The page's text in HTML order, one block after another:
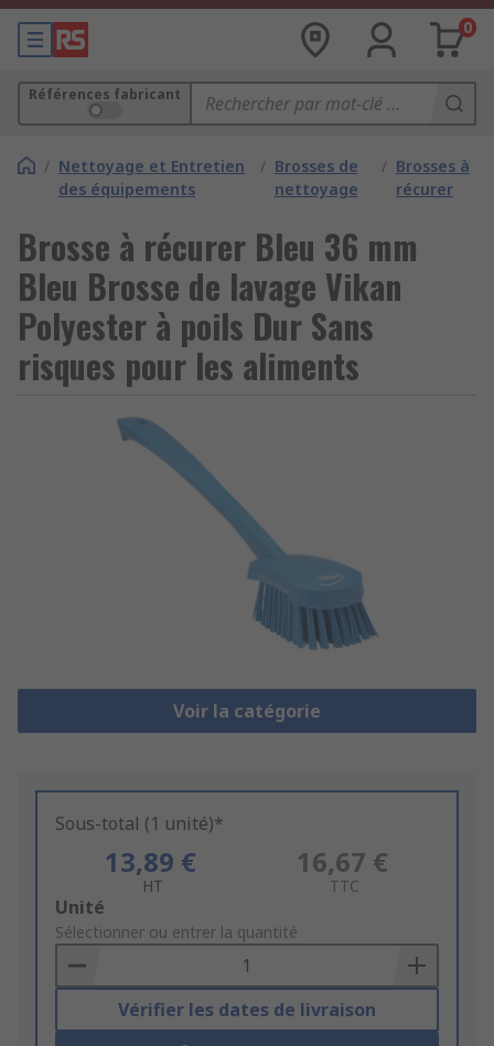
0
Références fabricant
/ Nettoyage et Entretien
des équipements
/ Brosses de
nettoyage
/ Brosses à
récurer
Brosse à récurer Bleu 36 mm
Bleu Brosse de lavage Vikan
Polyester à poils Dur Sans
risques pour les aliments
Voir la catégorie
Sous-total (1 unité)*
13,89 €
HT
16,67 €
TTC
Add
to
Basket
Unité
Sélectionner ou entrer la quantité
Vérifier les dates de livraison